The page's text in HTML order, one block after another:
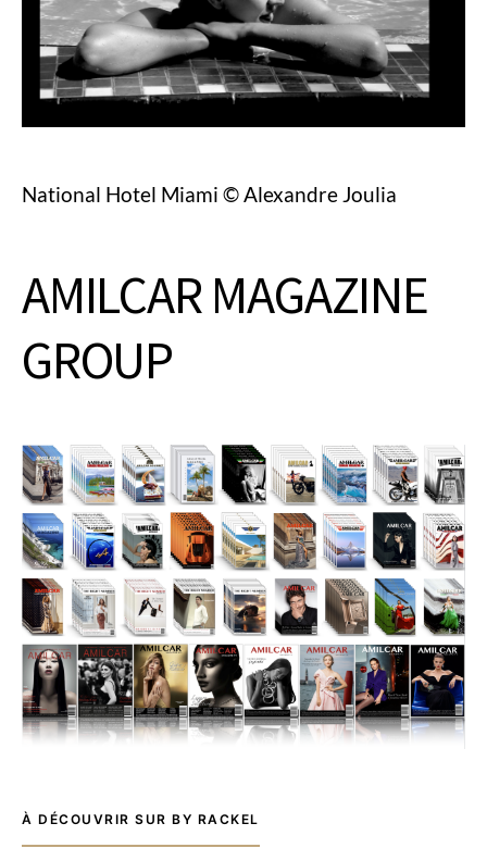
National Hotel Miami © Alexandre Joulia
AMILCAR MAGAZINE
GROUP
À DÉCOUVRIR SUR BY RACKEL